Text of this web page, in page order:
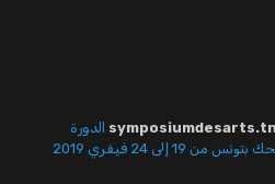
symposiumdesarts.tn الدورة
19 إلى 24 فيفري 2019